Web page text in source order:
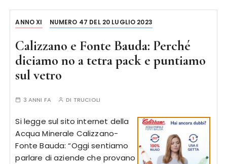
ANNO XI NUMERO 47 DEL 20 LUGLIO 2023
Calizzano e Fonte Bauda: Perché
diciamo no a tetra pack e puntiamo
sul vetro
3 ANNI FA DI TRUCIOLI
Si legge sul sito internet della
Acqua Minerale Calizzano-
Fonte Bauda: “Oggi sentiamo
parlare di aziende che provano